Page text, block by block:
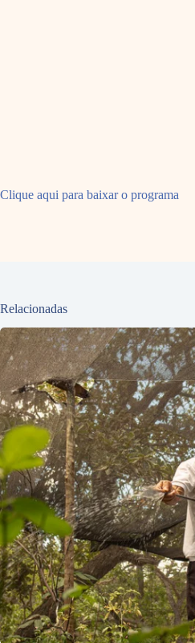
Clique aqui para baixar o programa
Relacionadas